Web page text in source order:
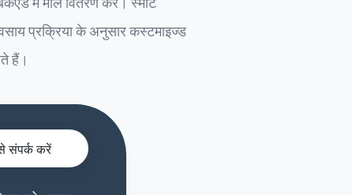
प्रक्रिया के अनुसार कस्टमाइज्ड
हैं।
संपर्क करें